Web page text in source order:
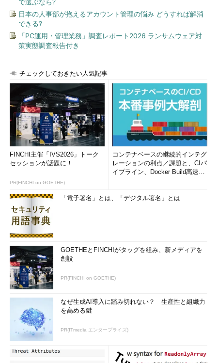
で選ぶなら?
日本の人事部が抱えるアカウント管理の悩み どうすれば解消
できる?
「PC運用・管理業務」調査レポート2026 ランサムウェア対
策実態調査報告付き
チェックしておきたい人気記事
FINCHI主催「IVS2026」トーク
セッションが話題に！
PR(FINCHI on GOETHE)
コンテナベースの継続的インテグ
レーションの利点／課題と、CIパ
イプライン、Docker Build高速化
「電子署名」とは、「デジタル署名」とは
GOETHEとFINCHIがタッグを組み、新メディアを
創設
PR(FINCHI on GOETHE)
なぜ生成AI導入に踏み切れない？ 生産性と組織力
を高める鍵
PR(ITmedia エンタープライズ)